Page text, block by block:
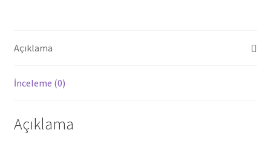
Açıklama
İnceleme (0)
Açıklama